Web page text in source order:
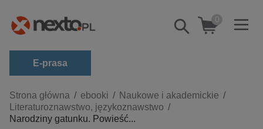
Pokaż/schowaj
wyszukiwarkę
0
E-prasa
Kategorie
Zobacz wszystkie E-prasa
Strona główna ebooki
Naukowe i akademickie
Literaturoznawstwo, językoznawstwo
Narodziny gatunku. Powieść...